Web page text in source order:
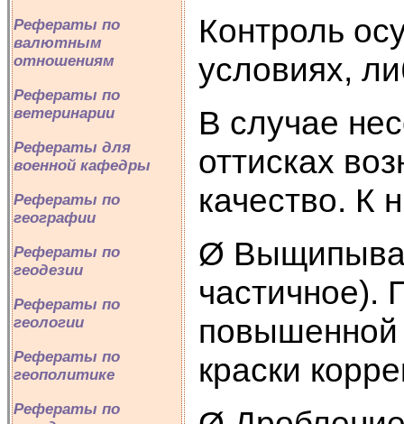
Рефераты по
валютным
отношениям
Рефераты по
ветеринарии
Рефераты для
военной кафедры
Рефераты по
географии
Рефераты по
геодезии
Рефераты по
геологии
Рефераты по
геополитике
Рефераты по
Контроль
условиях,
В случае
оттисках
качество. К
Ø
частичное).
повышенной
краски